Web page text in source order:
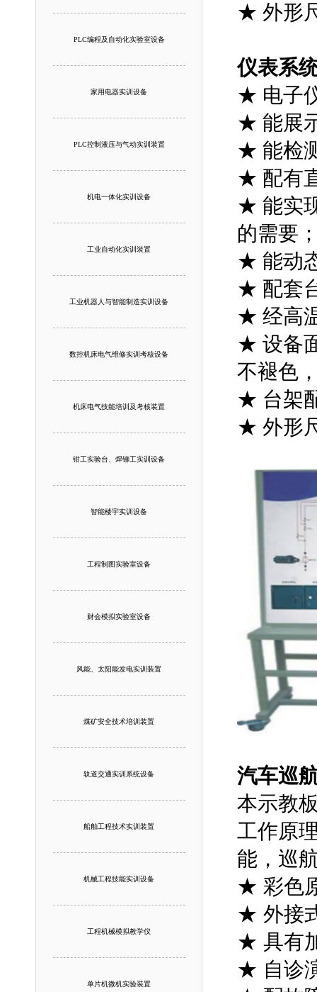
PLC编程及自动化实验室设备
家用电器实训设备
PLC控制液压与气动实训装置
机电一体化实训设备
工业自动化实训装置
工业机器人与智能制造实训设备
数控机床电气维修实训考核设备
机床电气技能培训及考核装置
钳工实验台、焊铆工实训设备
智能楼宇实训设备
工程制图实验室设备
财会模拟实验室设备
风能、太阳能发电实训装置
煤矿安全技术培训装置
轨道交通实训系统设备
船舶工程技术实训装置
机械工程技能实训设备
工程机械模拟教学仪
单片机微机实验装置
★ 外形
仪表系
★ 电子
★ 能展
★ 能检
★ 配有
★ 能实
的需要
★ 能动
★ 配套
★ 经高
★ 设备
不褪色
★ 台架
★ 外形
汽车巡
本示教
工作原
能，巡
★ 彩色
★ 外接
★ 具有
★ 自诊